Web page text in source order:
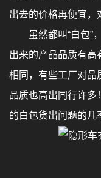
出去的价格再便宜，
虽然都叫“白包”，
出来的产品品质有高
相同，有些工厂对品
品质也高出同行许多
的白包货出问题的几